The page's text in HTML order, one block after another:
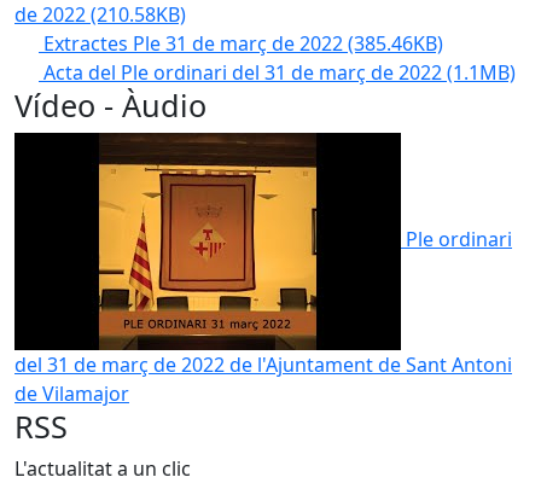
de 2022(210.58KB)
Extractes Ple 31 de març de 2022(385.46KB)
Acta del Ple ordinari del 31 de març de 2022(1.1MB)
Vídeo - Àudio
Ple ordinari
del 31 de març de 2022 de l'Ajuntament de Sant Antoni
de Vilamajor
RSS
L'actualitat a un clic